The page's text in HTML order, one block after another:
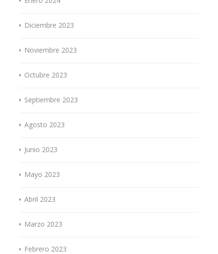
Diciembre 2023
Noviembre 2023
Octubre 2023
Septiembre 2023
Agosto 2023
Junio 2023
Mayo 2023
Abril 2023
Marzo 2023
Febrero 2023